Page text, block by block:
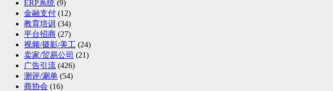
ERP系统 (9)
金融支付 (12)
教育培训 (34)
平台招商 (27)
视频/摄影/美工 (24)
卖家/贸易公司 (21)
广告引流 (426)
测评/涮单 (54)
商协会 (16)